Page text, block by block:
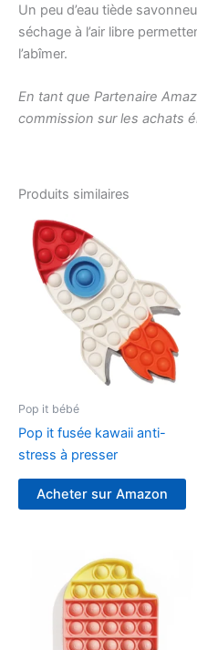
Un peu d’eau tiède
séchage à l’air libre
l’abîmer.
En tant que Partenaire
commission sur les achats
Produits similaires
Pop it bébé
Pop it fusée kawaii anti-
stress à presser
Acheter sur Amazon